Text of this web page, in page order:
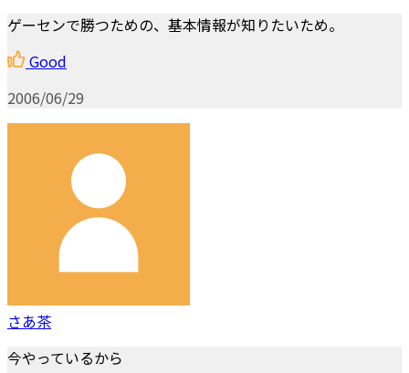
ゲーセンで勝つための、基本情報が知りたいため。
Good
2006/06/29
さあ茶
今やっているから